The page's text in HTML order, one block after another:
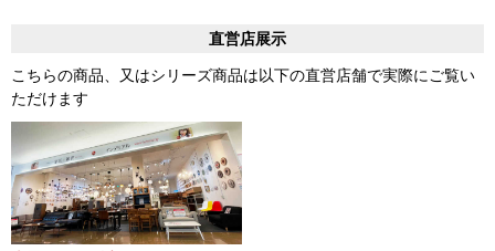
直営店展示
こちらの商品、又はシリーズ商品は以下の直営店舗で実際にご覧い
ただけます